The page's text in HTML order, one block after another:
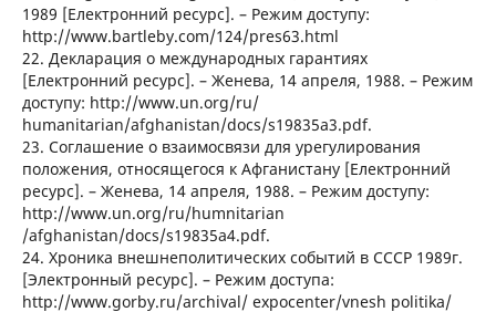
1989 [Електронний ресурс]. – Режим доступу:
http://www.bartleby.com/124/pres63.html
22. Декларация о международных гарантиях
[Електронний ресурс]. – Женева, 14 апреля, 1988. – Режим
доступу: http://www.un.org/ru/
humanitarian/afghanistan/docs/s19835a3.pdf.
23. Соглашение о взаимосвязи для урегулирования
положения, относящегося к Афганистану [Електронний
ресурс]. – Женева, 14 апреля, 1988. – Режим доступу:
http://www.un.org/ru/humnitarian
/afghanistan/docs/s19835a4.pdf.
24. Хроника внешнеполитических событий в СССР 1989г.
[Электронный ресурс]. – Режим доступа:
http://www.gorby.ru/archival/ expocenter/vnesh politika/